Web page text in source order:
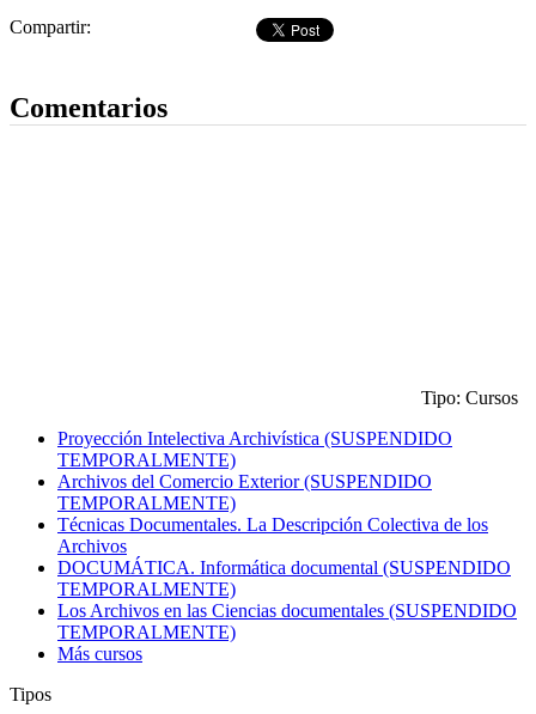
Compartir:
Comentarios
Tipo: Cursos
Proyección Intelectiva Archivística (SUSPENDIDO
TEMPORALMENTE)
Archivos del Comercio Exterior (SUSPENDIDO
TEMPORALMENTE)
Técnicas Documentales. La Descripción Colectiva de los
Archivos
DOCUMÁTICA. Informática documental (SUSPENDIDO
TEMPORALMENTE)
Los Archivos en las Ciencias documentales (SUSPENDIDO
TEMPORALMENTE)
Más cursos
Tipos